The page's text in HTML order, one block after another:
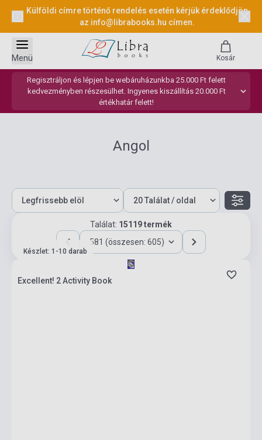
Külföldi címre történő rendelés esetén kérjük érdeklődjön
az info@librabooks.hu címen.
Regisztráljon és lépjen be webáruházunkba 25.000 Ft felett
kedvezményben részesülhet. Ingyenes kiszállítás 20.000 Ft
értékhatár felett!
Menü Kosár
Angol
Találat: 15119 termék
581 (összesen: 605)
Készlet: 1-10 darab
Excellent! 2 Activity Book